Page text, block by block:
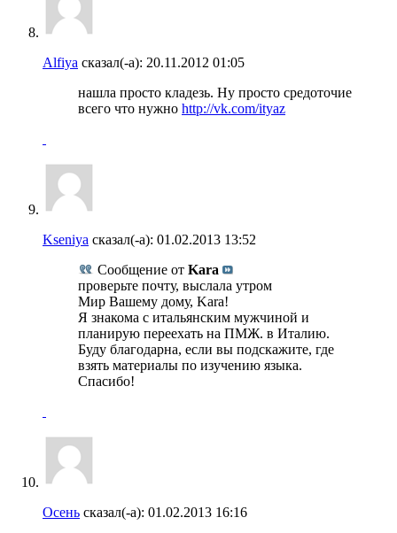
Alfiya сказал(-а): 20.11.2012 01:05
нашла просто кладезь. Ну просто средоточие
всего что нужно http://vk.com/ityaz
Kseniya сказал(-а): 01.02.2013 13:52
Сообщение от Kara
проверьте почту, выслала утром
Мир Вашему дому, Kara!
Я знакома с итальянским мужчиной и
планирую переехать на ПМЖ. в Италию.
Буду благодарна, если вы подскажите, где
взять материалы по изучению языка.
Спасибо!
Осень сказал(-а): 01.02.2013 16:16